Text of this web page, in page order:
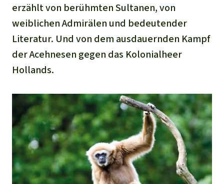
erzählt von berühmten Sultanen, von
weiblichen Admirälen und bedeutender
Literatur. Und von dem ausdauernden Kampf
der Acehnesen gegen das Kolonialheer
Hollands.